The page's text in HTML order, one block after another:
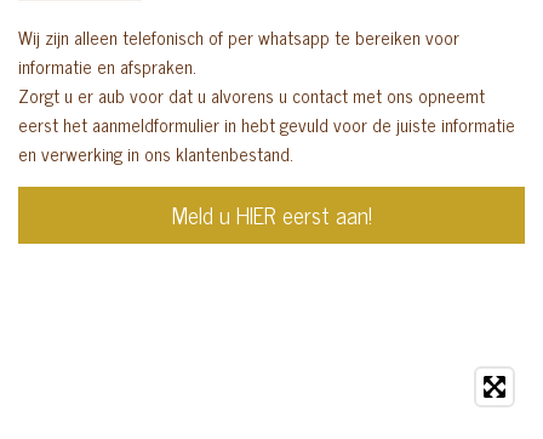
Wij zijn alleen telefonisch of per whatsapp te bereiken voor
informatie en afspraken.
Zorgt u er aub voor dat u alvorens u contact met ons opneemt
eerst het aanmeldformulier in hebt gevuld voor de juiste informatie
en verwerking in ons klantenbestand.
Meld u HIER eerst aan!